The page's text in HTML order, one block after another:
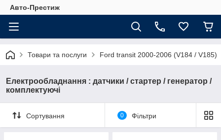
Авто-Престиж
Товари та послуги Ford transit 2000-2006 (V184 / V185)
Електрообладнання : датчики / стартер / генератор /
комплектуючі
Сортування 0 Фільтри